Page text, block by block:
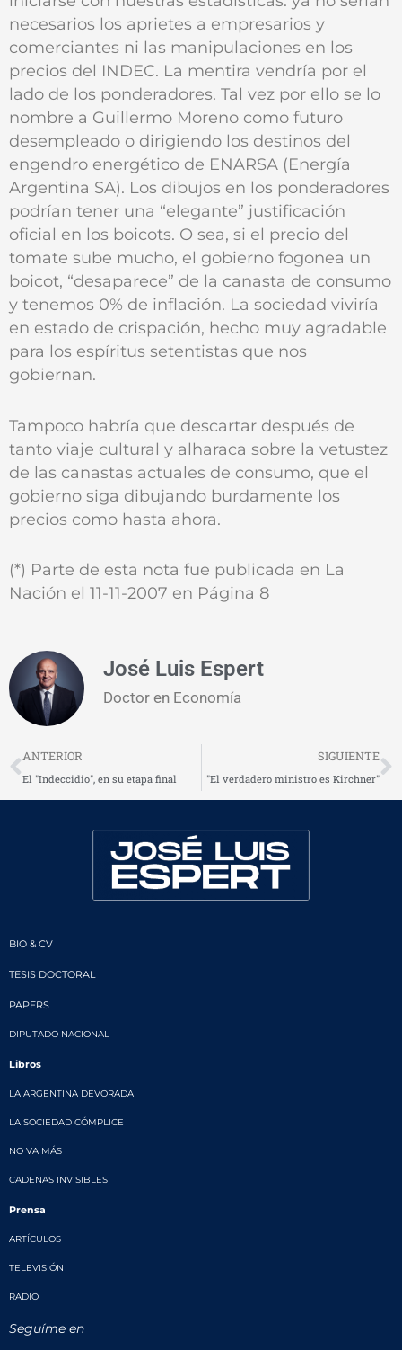
necesarios los aprietes a empresarios y
comerciantes ni las manipulaciones en los
precios del INDEC. La mentira vendría por el
lado de los ponderadores. Tal vez por ello se lo
nombre a Guillermo Moreno como futuro
desempleado o dirigiendo los destinos del
engendro energético de ENARSA (Energía
Argentina SA). Los dibujos en los ponderadores
podrían tener una “elegante” justificación
oficial en los boicots. O sea, si el precio del
tomate sube mucho, el gobierno fogonea un
boicot, “desaparece” de la canasta de consumo
y tenemos 0% de inflación. La sociedad viviría
en estado de crispación, hecho muy agradable
para los espíritus setentistas que nos
gobiernan.
Tampoco habría que descartar después de
tanto viaje cultural y alharaca sobre la vetustez
de las canastas actuales de consumo, que el
gobierno siga dibujando burdamente los
precios como hasta ahora.
(*) Parte de esta nota fue publicada en La
Nación el 11-11-2007 en Página 8
José Luis Espert
Doctor en Economía
Prev
ANTERIOR
El "Indeccidio", en su etapa final
SIGUIENTE
"El verdadero ministro es Kirchner"
BIO & CV
TESIS DOCTORAL
PAPERS
DIPUTADO NACIONAL
Libros
LA ARGENTINA DEVORADA
LA SOCIEDAD CÓMPLICE
NO VA MÁS
CADENAS INVISIBLES
Prensa
ARTÍCULOS
TELEVISIÓN
RADIO
Seguíme en